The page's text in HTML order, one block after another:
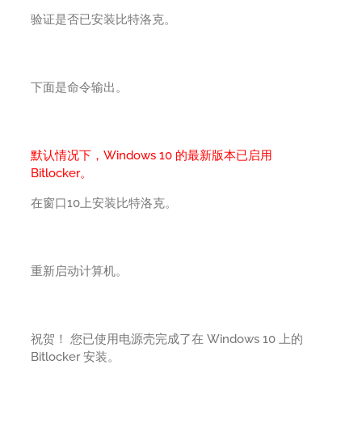
验证是否已安装比特洛克。
下面是命令输出。
默认情况下，Windows 10 的最新版本已启用
Bitlocker。
在窗口10上安装比特洛克。
重新启动计算机。
祝贺！ 您已使用电源壳完成了在 Windows 10 上的
Bitlocker 安装。